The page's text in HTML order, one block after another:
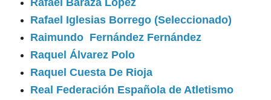
Rafael Baraza López
Rafael Iglesias Borrego (Seleccionado)
Raimundo Fernández Fernández
Raquel Álvarez Polo
Raquel Cuesta De Rioja
Real Federación Española de Atletismo